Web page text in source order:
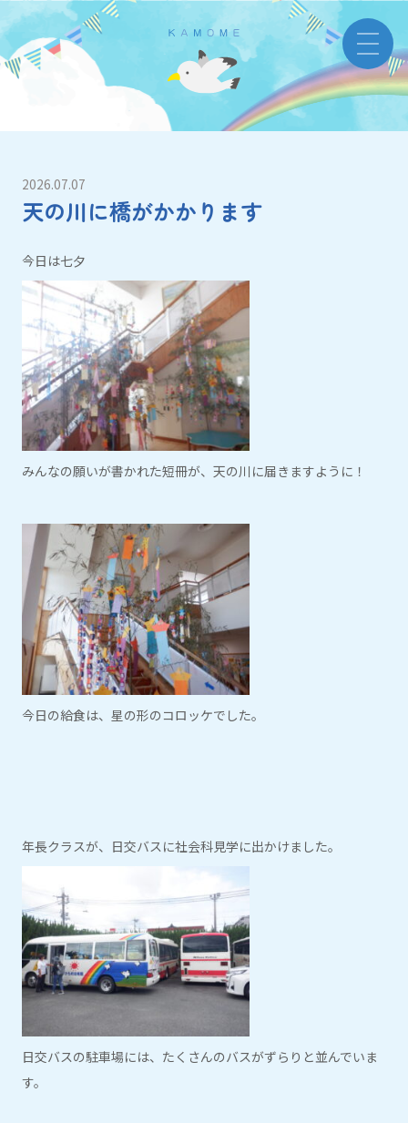
2026.07.07
天の川に橋がかかります
今日は七夕
みんなの願いが書かれた短冊が、天の川に届きますように！
今日の給食は、星の形のコロッケでした。
年長クラスが、日交バスに社会科見学に出かけました。
日交バスの駐車場には、たくさんのバスがずらりと並んでいま
す。